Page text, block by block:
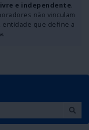
e independente.
não vinculam
entidade que define a